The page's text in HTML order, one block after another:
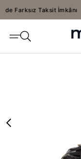
Farksız Taksit İmkânı